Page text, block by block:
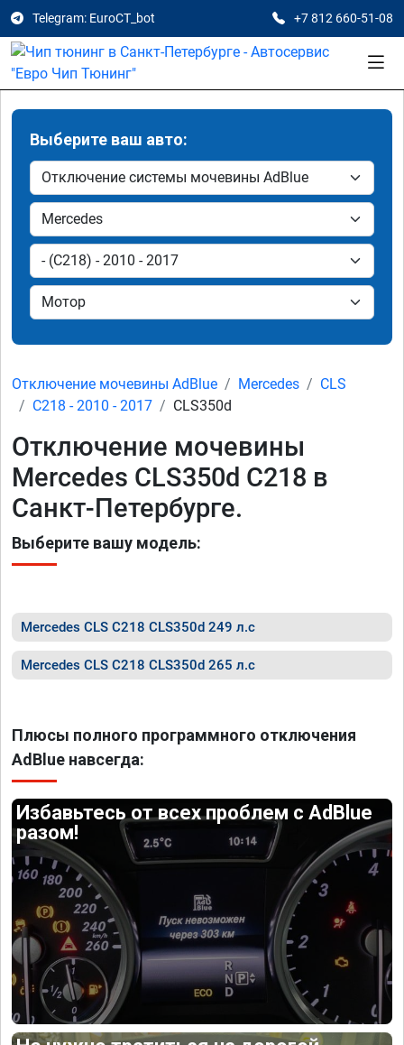
Telegram: EuroCT_bot +7 812 660-51-08
Выберите ваш авто:
Отключение мочевины AdBlue Mercedes
CLS
C218 - 2010 - 2017
CLS350d
Отключение мочевины
Mercedes CLS350d C218 в
Санкт-Петербурге.
Выберите вашу модель:
Mercedes CLS C218 CLS350d 249 л.с
Mercedes CLS C218 CLS350d 265 л.с
Плюсы полного программного отключения
AdBlue навсегда:
Избавьтесь от всех проблем с AdBlue
разом!